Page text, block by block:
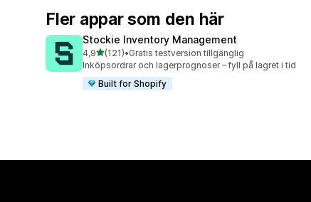
Fler appar som den här
Stockie Inventory Management
4,9av 5 stjärnor
(121)
121 recensioner totalt
•Gratis testversion tillgänglig
Inköpsordrar och lagerprognoser – fyll på lagret i tid
Built for Shopify